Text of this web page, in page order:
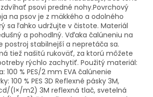
psovi predné nohy.Povrchový
na psov je z mäkkého a odolného
sa ľahko udržujte v čistote. Materiál
a pohodlný. Vďaka čalúneniu na
postroj stabilnejší a nepretáča sa.
tiež našitú rukoväť, za ktorú môžete
rýchlo zachytiť. Použitý materiál:
100 % PES/2 mm EVA čalúnenie
100 % PES 3D Reflexné pásky 3M,
(l×/m2) 3M reflexná tlač, svetelná